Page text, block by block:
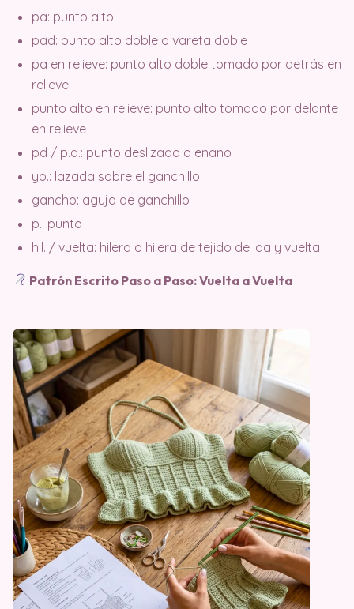
pa: punto alto
pad: punto alto doble o vareta doble
pa en relieve: punto alto doble tomado por detrás en
relieve
punto alto en relieve: punto alto tomado por delante
en relieve
pd / p.d.: punto deslizado o enano
yo.: lazada sobre el ganchillo
gancho: aguja de ganchillo
p.: punto
hil. / vuelta: hilera o hilera de tejido de ida y vuelta
Patrón Escrito Paso a Paso: Vuelta a Vuelta